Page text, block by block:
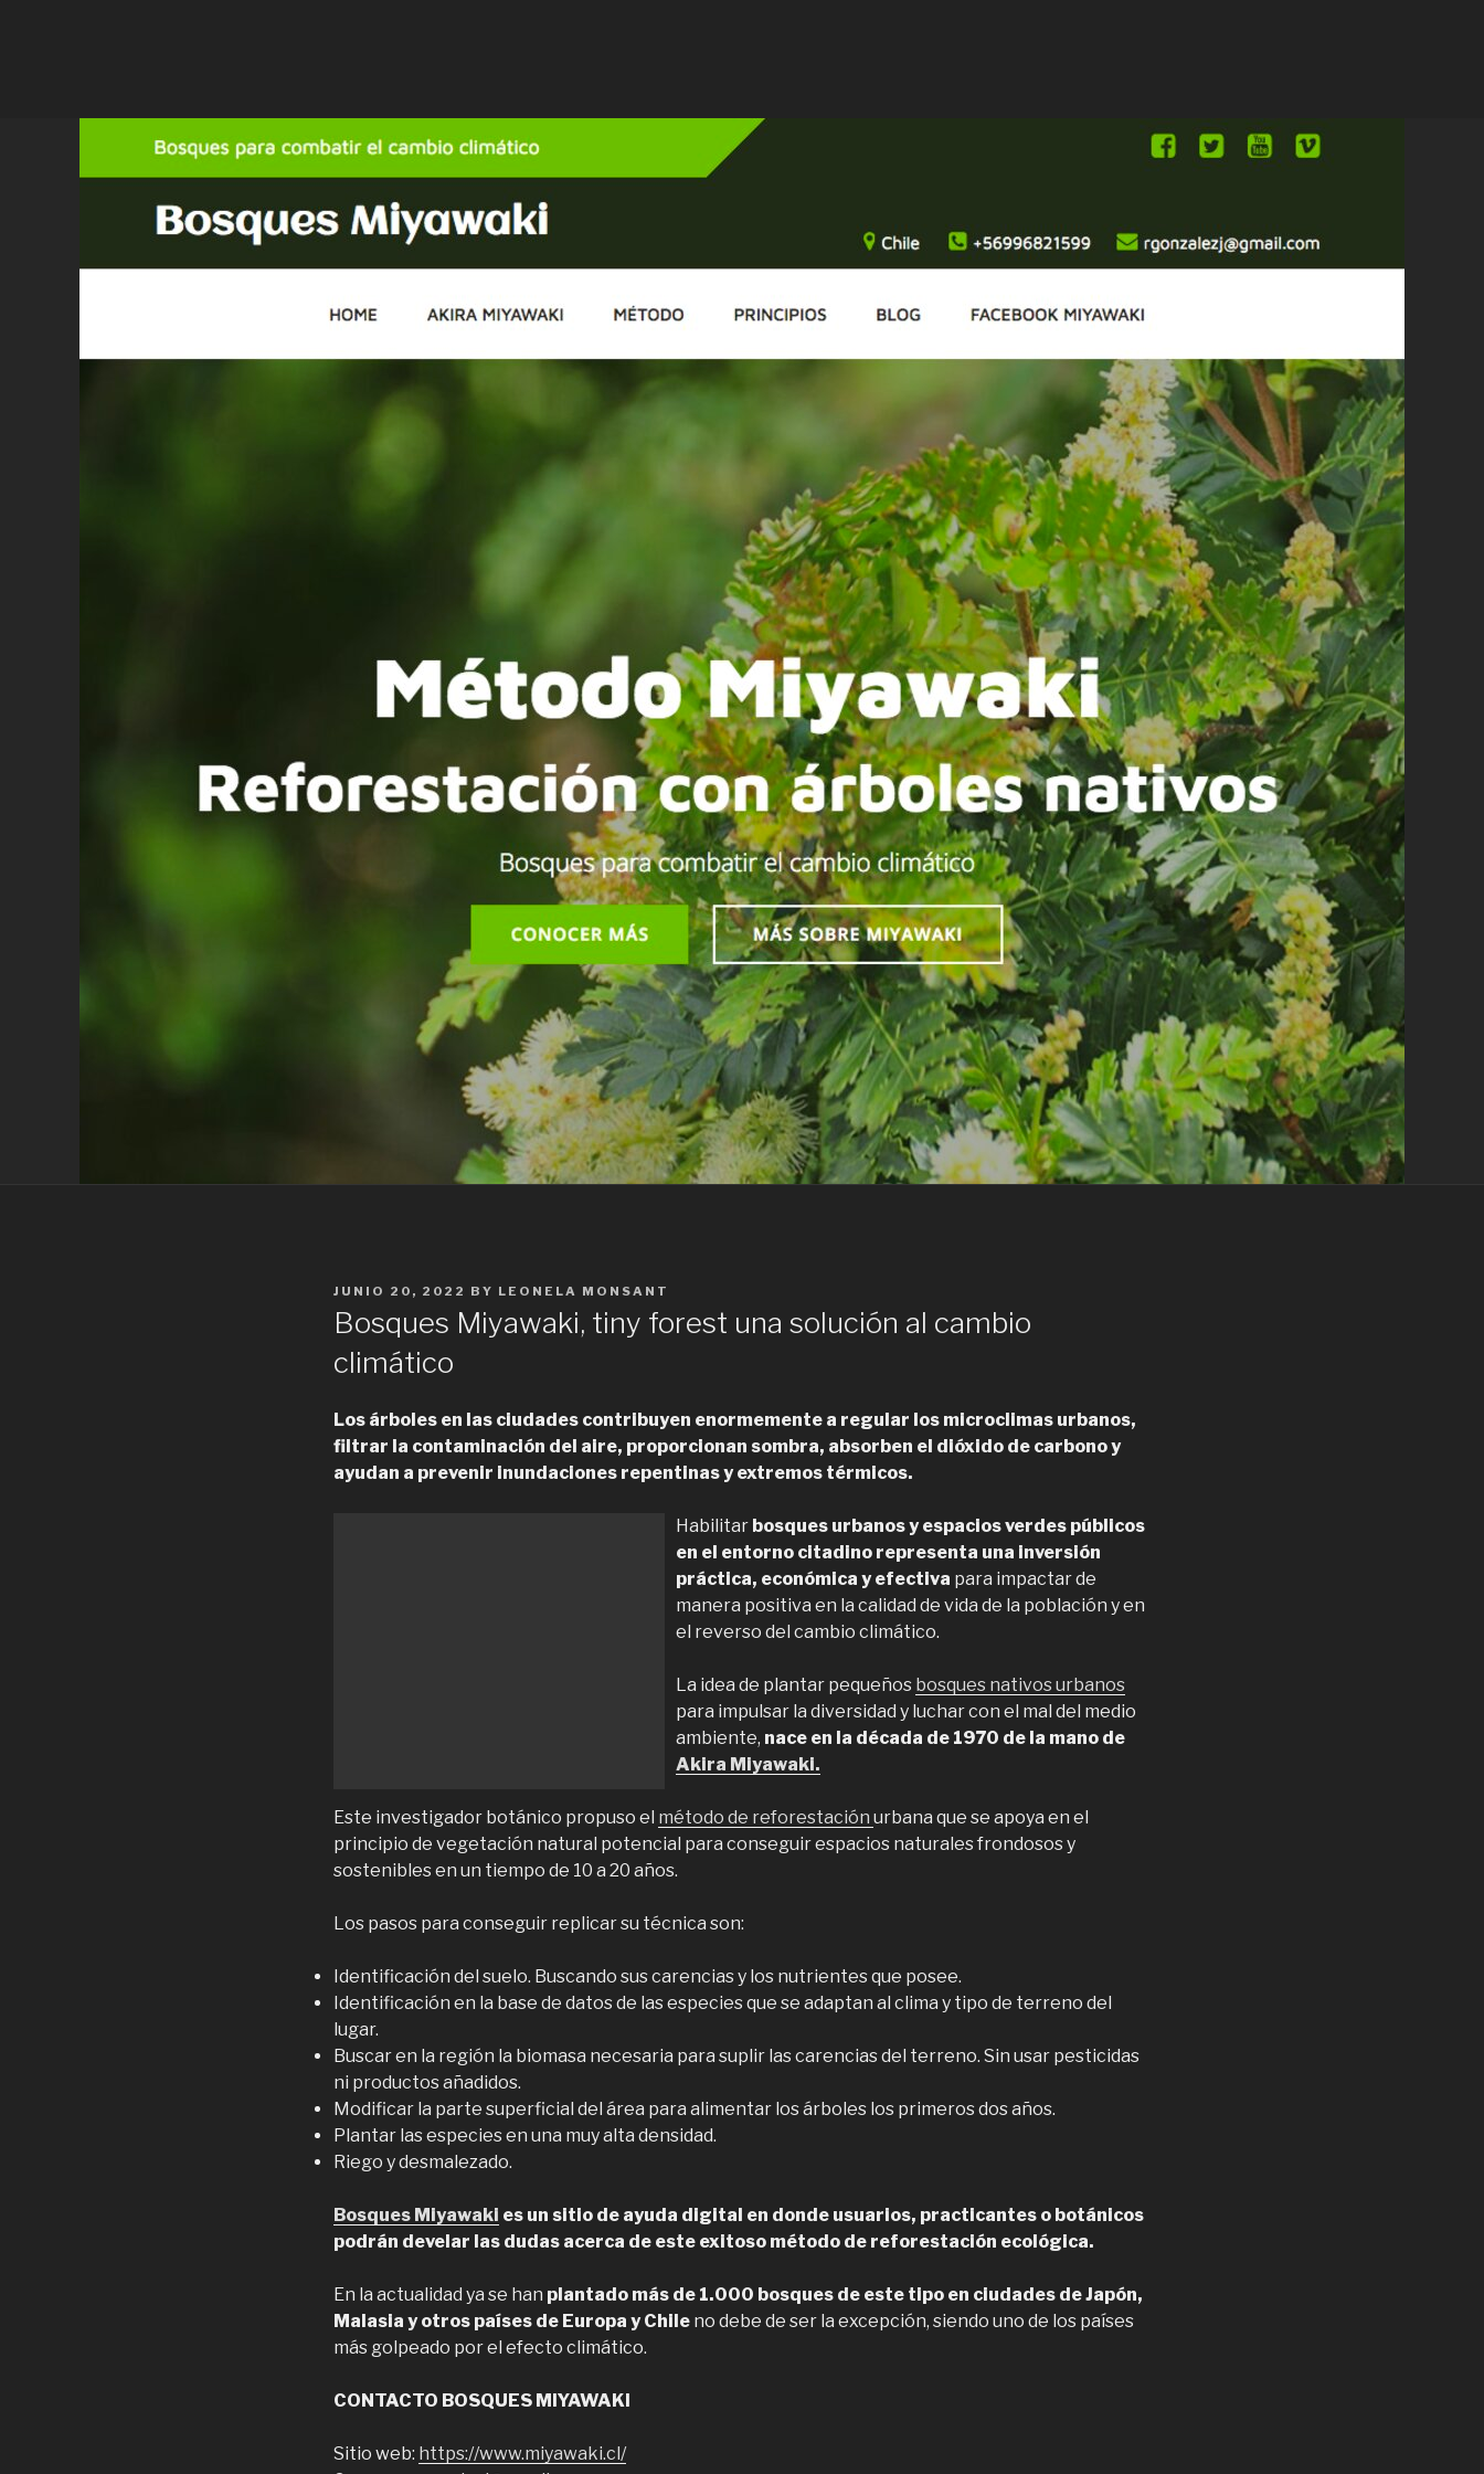
POSTED
JUNIO 20, 2022 BY LEONELA MONSANT
Bosques Miyawaki, tiny forest una solución al cambio
climático
Los árboles en las ciudades contribuyen enormemente a regular los microclimas urbanos,
filtrar la contaminación del aire, proporcionan sombra, absorben el dióxido de carbono y
ayudan a prevenir inundaciones repentinas y extremos térmicos.
Habilitar bosques urbanos y espacios verdes públicos
en el entorno citadino representa una inversión
práctica, económica y efectiva para impactar de
manera positiva en la calidad de vida de la población y en
el reverso del cambio climático.
La idea de plantar pequeños bosques nativos urbanos
para impulsar la diversidad y luchar con el mal del medio
ambiente, nace en la década de 1970 de la mano de
Akira Miyawaki.
Este investigador botánico propuso el método de reforestación urbana que se apoya en el
principio de vegetación natural potencial para conseguir espacios naturales frondosos y
sostenibles en un tiempo de 10 a 20 años.
Los pasos para conseguir replicar su técnica son:
Identificación del suelo. Buscando sus carencias y los nutrientes que posee.
Identificación en la base de datos de las especies que se adaptan al clima y tipo de terreno del
lugar.
Buscar en la región la biomasa necesaria para suplir las carencias del terreno. Sin usar pesticidas
ni productos añadidos.
Modificar la parte superficial del área para alimentar los árboles los primeros dos años.
Plantar las especies en una muy alta densidad.
Riego y desmalezado.
Bosques Miyawaki es un sitio de ayuda digital en donde usuarios, practicantes o botánicos
podrán develar las dudas acerca de este exitoso método de reforestación ecológica.
En la actualidad ya se han plantado más de 1.000 bosques de este tipo en ciudades de Japón,
Malasia y otros países de Europa y Chile no debe de ser la excepción, siendo uno de los países
más golpeado por el efecto climático.
CONTACTO BOSQUES MIYAWAKI
Sitio web: https://www.miyawaki.cl/